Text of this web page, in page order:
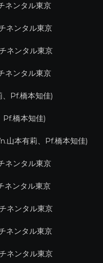
ネンタル東京
ネンタル東京
ネンタル東京
ネンタル東京
Pf.橋本知佳)
Pf.橋本知佳)
山本有莉、Pf.橋本知佳)
ネンタル東京
ネンタル東京
ネンタル東京
ネンタル東京
ネンタル東京